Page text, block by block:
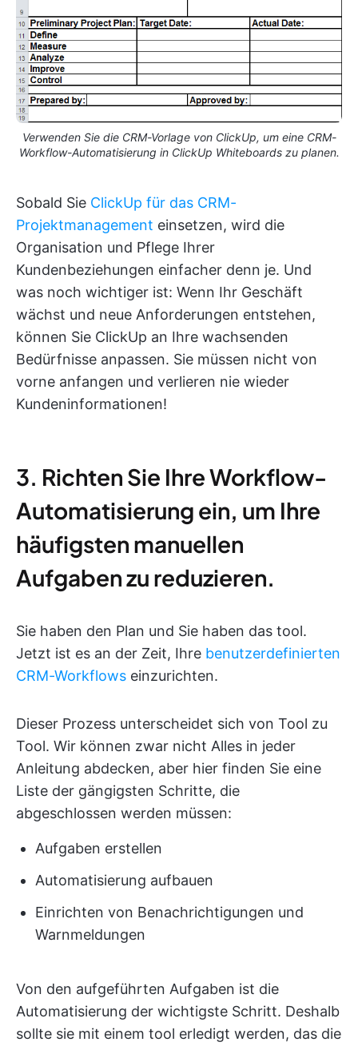
Verwenden Sie die CRM-Vorlage von ClickUp, um eine CRM-
Workflow-Automatisierung in ClickUp Whiteboards zu planen.
Sobald Sie ClickUp für das CRM-
Projektmanagement einsetzen, wird die
Organisation und Pflege Ihrer
Kundenbeziehungen einfacher denn je. Und
was noch wichtiger ist: Wenn Ihr Geschäft
wächst und neue Anforderungen entstehen,
können Sie ClickUp an Ihre wachsenden
Bedürfnisse anpassen. Sie müssen nicht von
vorne anfangen und verlieren nie wieder
Kundeninformationen!
3. Richten Sie Ihre Workflow-
Automatisierung ein, um Ihre
häufigsten manuellen
Aufgaben zu reduzieren.
Sie haben den Plan und Sie haben das tool.
Jetzt ist es an der Zeit, Ihre benutzerdefinierten
CRM-Workflows einzurichten.
Dieser Prozess unterscheidet sich von Tool zu
Tool. Wir können zwar nicht Alles in jeder
Anleitung abdecken, aber hier finden Sie eine
Liste der gängigsten Schritte, die
abgeschlossen werden müssen:
Aufgaben erstellen
Automatisierung aufbauen
Einrichten von Benachrichtigungen und
Warnmeldungen
Von den aufgeführten Aufgaben ist die
Automatisierung der wichtigste Schritt. Deshalb
sollte sie mit einem tool erledigt werden, das die